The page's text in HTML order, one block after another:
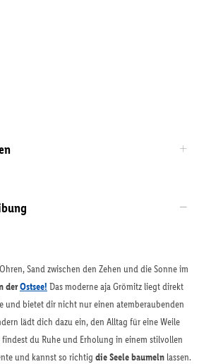
Sand zwischen den Zehen und die Sonne im
derOstsee! Das moderne aja Grömitz liegt direkt
und bietet dir nicht nur einen atemberaubenden
lädt dich dazu ein, den Alltag für eine Weile
findest du Ruhe und Erholung in einem stilvollen
und kannst so richtig die Seele baumeln lassen.